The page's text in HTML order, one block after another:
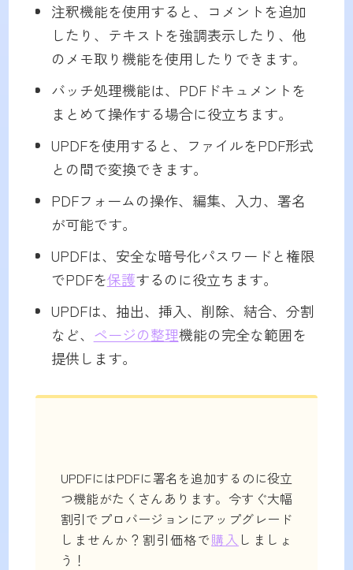
注釈機能を使用すると、コメントを追加
したり、テキストを強調表示したり、他
のメモ取り機能を使用したりできます。
バッチ処理機能は、PDFドキュメントを
まとめて操作する場合に役立ちます。
UPDFを使用すると、ファイルをPDF形式
との間で変換できます。
PDFフォームの操作、編集、入力、署名
が可能です。
UPDFは、安全な暗号化パスワードと権限
でPDFを保護するのに役立ちます。
UPDFは、抽出、挿入、削除、結合、分割
など、 ページの整理機能の完全な範囲を
提供します。
UPDFにはPDFに署名を追加するのに役立
つ機能がたくさんあります。今すぐ大幅
割引でプロバージョンにアップグレード
しませんか？割引価格で購入 しましょ
う！